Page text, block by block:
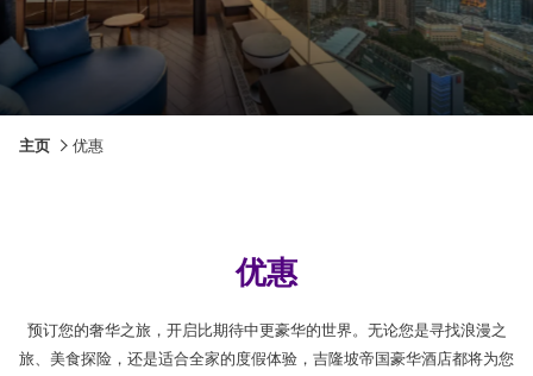
主页 优惠
优惠
预订您的奢华之旅，开启比期待中更豪华的世界。无论您是寻找浪漫之
旅、美食探险，还是适合全家的度假体验，吉隆坡帝国豪华酒店都将为您